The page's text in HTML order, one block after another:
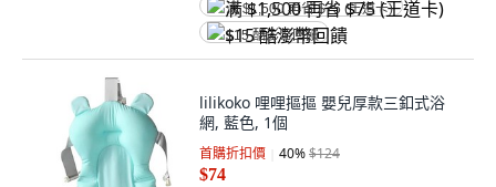
满 $1,500 再省 $75 (王道卡)
$15 酷澎幣回饋
lilikoko 哩哩摳摳 嬰兒厚款三釦式浴
網, 藍色, 1個
首購折扣價 40%$124
$74